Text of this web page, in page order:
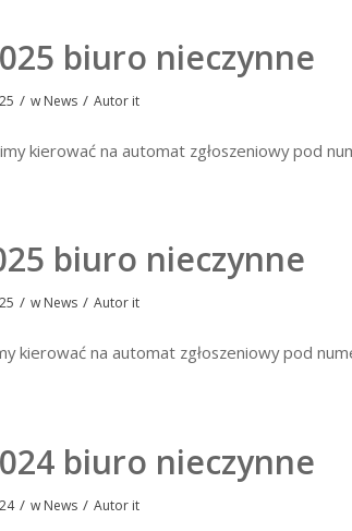
biuro nieczynne
/ w News / Autor it
kierować na automat zgłoszeniowy pod
biuro nieczynne
/ w News / Autor it
kierować na automat zgłoszeniowy pod
biuro nieczynne
/ w News / Autor it